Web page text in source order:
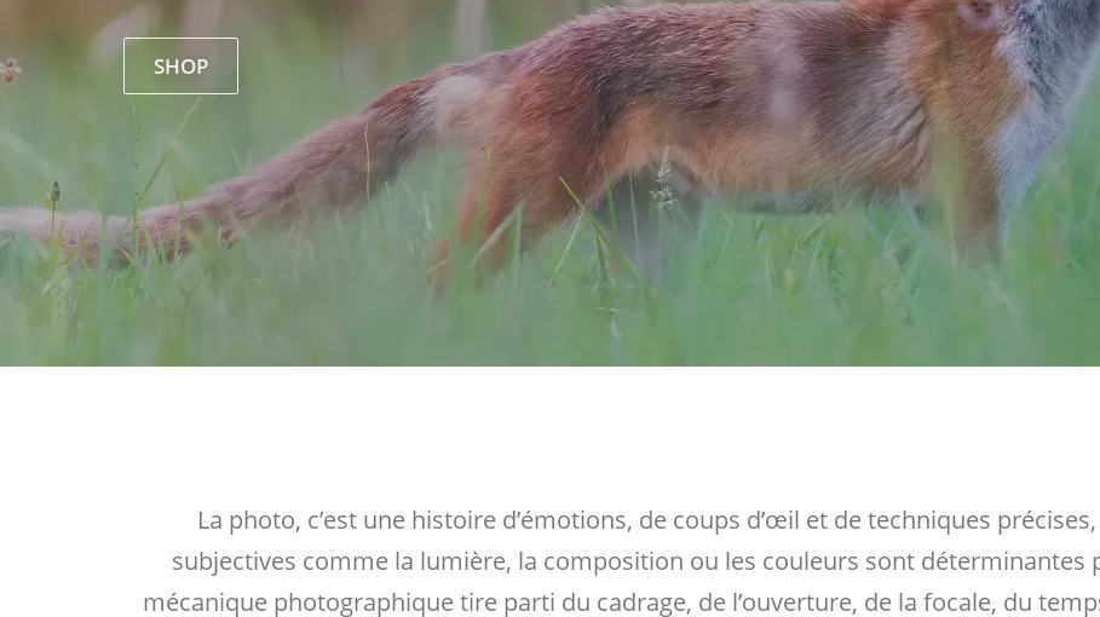
SHOP
La photo, c’est une histoire d’émotions, de coups d’œil et de techniques
subjectives comme la lumière, la composition ou les couleurs sont déterminantes
mécanique photographique tire parti du cadrage, de l’ouverture, de la focale, du